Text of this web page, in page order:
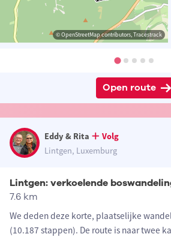
© OpenStreetMap contributors, Tracestrack
Open route
Eddy & Rita
Volg
Lintgen, Luxemburg
Lintgen: verkoelende
7.6 km
We deden deze korte, plaatselijke
(10.187 stappen). De route is naar twee